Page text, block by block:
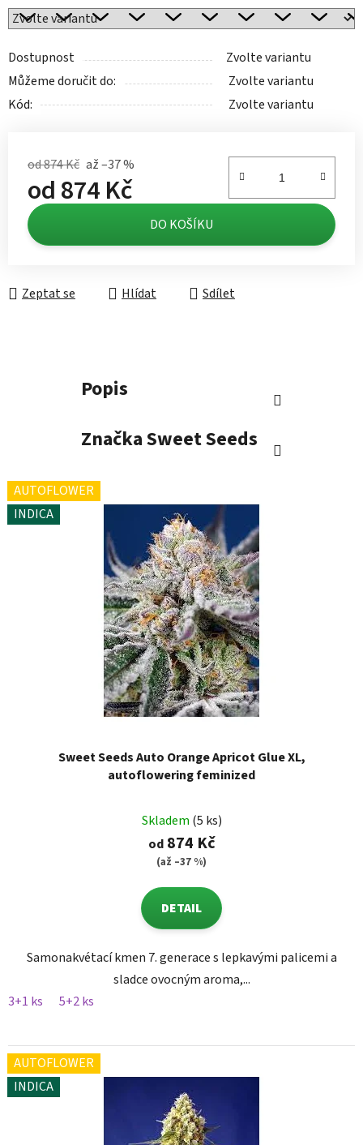
Dostupnost
Zvolte variantu
Můžeme doručit do:
Zvolte variantu
Kód:
Zvolte variantu
od 874 Kč až –37 %
od874 Kč
Měrná cena: DO KOŠÍKU
Zeptat se Hlídat Sdílet
Popis
ZnačkaSweet Seeds
AUTOFLOWER
INDICA
Sweet Seeds Auto Orange Apricot Glue XL,
autoflowering feminized
Skladem (5 ks)
od874 Kč
(až –37 %)
DETAIL
Samonakvétací kmen 7. generace s lepkavými palicemi a
sladce ovocným aroma,...
3+1 ks
5+2 ks
AUTOFLOWER
INDICA